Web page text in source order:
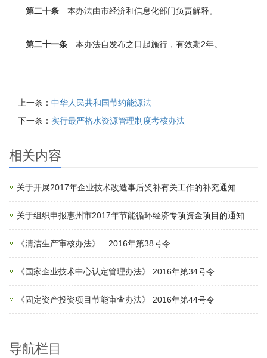
第二十条 本办法由市经济和信息化部门负责解释。
第二十一条 本办法自发布之日起施行，有效期2年。
上一条： 中华人民共和国节约能源法
下一条： 实行最严格水资源管理制度考核办法
相关内容
关于开展2017年企业技术改造事后奖补有关工作的补充通知
关于组织申报惠州市2017年节能循环经济专项资金项目的通知
《清洁生产审核办法》 2016年第38号令
《国家企业技术中心认定管理办法》 2016年第34号令
《固定资产投资项目节能审查办法》 2016年第44号令
导航栏目